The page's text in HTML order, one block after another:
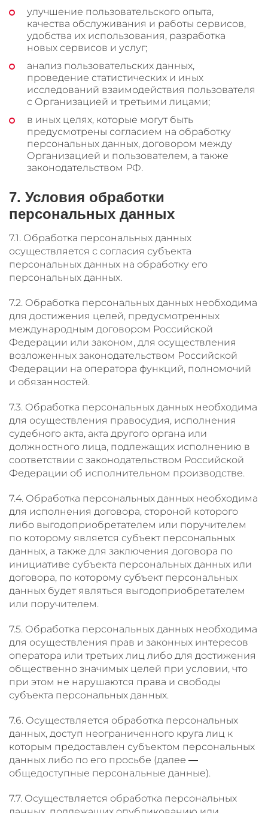
улучшение пользовательского опыта,
качества обслуживания и работы сервисов,
удобства их использования, разработка
новых сервисов и услуг;
анализ пользовательских данных,
проведение статистических и иных
исследований взаимодействия пользователя
с Организацией и третьими лицами;
в иных целях, которые могут быть
предусмотрены согласием на обработку
персональных данных, договором между
Организацией и пользователем, а также
законодательством РФ.
7. Условия обработки
персональных данных
7.1. Обработка персональных данных
осуществляется с согласия субъекта
персональных данных на обработку его
персональных данных.
7.2. Обработка персональных данных необходима
для достижения целей, предусмотренных
международным договором Российской
Федерации или законом, для осуществления
возложенных законодательством Российской
Федерации на оператора функций, полномочий
и обязанностей.
7.3. Обработка персональных данных необходима
для осуществления правосудия, исполнения
судебного акта, акта другого органа или
должностного лица, подлежащих исполнению в
соответствии с законодательством Российской
Федерации об исполнительном производстве.
7.4. Обработка персональных данных необходима
для исполнения договора, стороной которого
либо выгодоприобретателем или поручителем
по которому является субъект персональных
данных, а также для заключения договора по
инициативе субъекта персональных данных или
договора, по которому субъект персональных
данных будет являться выгодоприобретателем
или поручителем.
7.5. Обработка персональных данных необходима
для осуществления прав и законных интересов
оператора или третьих лиц либо для достижения
общественно значимых целей при условии, что
при этом не нарушаются права и свободы
субъекта персональных данных.
7.6. Осуществляется обработка персональных
данных, доступ неограниченного круга лиц к
которым предоставлен субъектом персональных
данных либо по его просьбе (далее —
общедоступные персональные данные).
7.7. Осуществляется обработка персональных